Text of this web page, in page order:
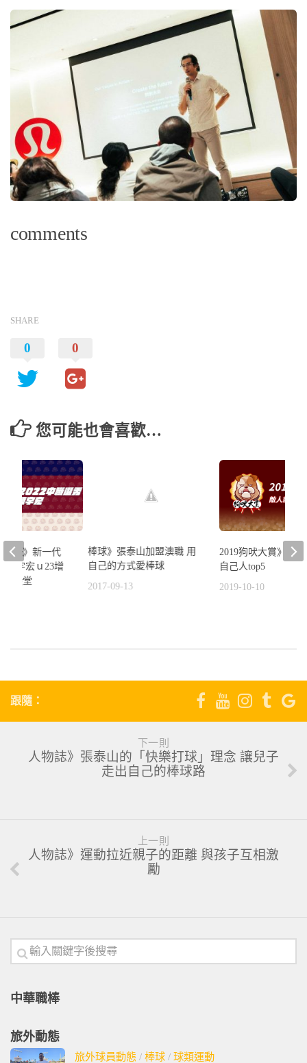
comments
SHARE
0 0
您可能也會喜歡…
棒球》張泰山加盟澳職 用
自己的方式愛棒球
2017-09-13
2019狗吠大賞》敵
自己人top5
2019-10-10
將錄》新一代
陳宇宏ｕ23增
棒殿堂
跟隨：
下一則
人物誌》張泰山的「快樂打球」理念 讓兒子
走出自己的棒球路
上一則
人物誌》運動拉近親子的距離 與孩子互相激
勵
中華職棒
旅外動態
旅外球員動態 / 棒球 / 球類運動